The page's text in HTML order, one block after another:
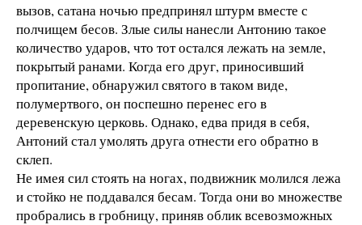
вызов, сатана ночью предпринял штурм вместе с
полчищем бесов. Злые силы нанесли Антонию такое
количество ударов, что тот остался лежать на земле,
покрытый ранами. Когда его друг, приносивший
пропитание, обнаружил святого в таком виде,
полумертвого, он поспешно перенес его в
деревенскую церковь. Однако, едва придя в себя,
Антоний стал умолять друга отнести его обратно в
склеп.
Не имея сил стоять на ногах, подвижник молился лежа
и стойко не поддавался бесам. Тогда они во множестве
пробрались в гробницу, приняв облик всевозможных